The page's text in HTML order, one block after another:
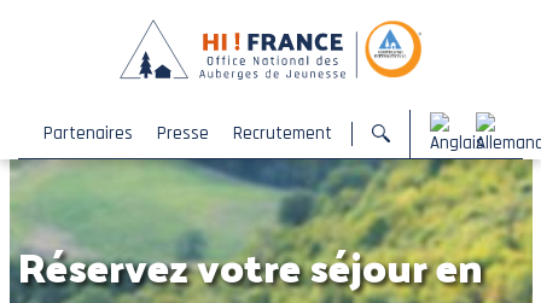
Partenaires Presse Recrutement
Réservez votre séjour en